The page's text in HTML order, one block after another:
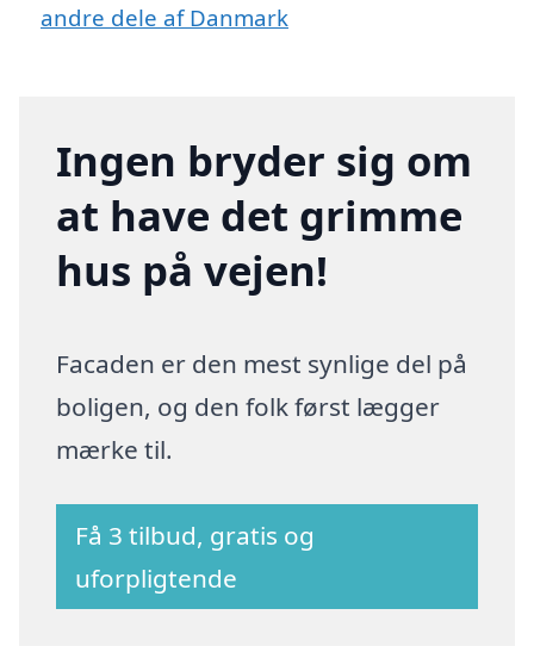
andre dele af Danmark
Ingen bryder sig om
at have det grimme
hus på vejen!
Facaden er den mest synlige del på
boligen, og den folk først lægger
mærke til.
Få 3 tilbud, gratis og
uforpligtende